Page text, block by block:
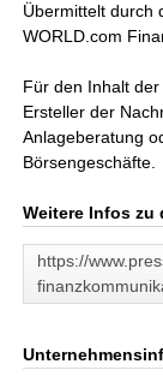
Übermittelt durch
WORLD.com
Für den Inhalt
Ersteller der
Anlageberatung
Börsengeschäfte.
Weitere Infos zu
https://